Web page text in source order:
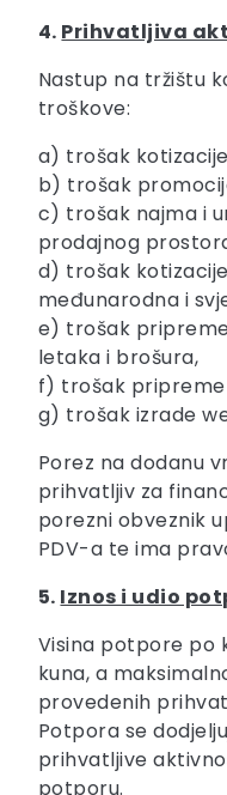
4. Prihvatljiva
Nastup na tržištu
troškove:
a) trošak
b) trošak
c) trošak najma i
prodajnog
d) trošak
međunarodna i
e) trošak
letaka i brošura,
f) trošak
g) trošak izrade
Porez na dodanu
prihvatljiv za
porezni obveznik
PDV-a te ima
5. Iznos i udio
Visina potpore po
kuna, a
provedenih
Potpora se
prihvatljive
potporu.